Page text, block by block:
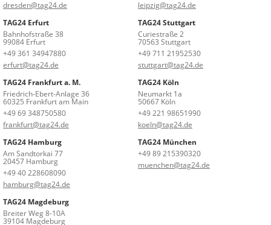
dresden@tag24.de
leipzig@tag24.de
TAG24 Erfurt
Bahnhofstraße 38
99084 Erfurt
+49 361 34947880
erfurt@tag24.de
TAG24 Stuttgart
Curiestraße 2
70563 Stuttgart
+49 711 21952530
stuttgart@tag24.de
TAG24 Frankfurt a. M.
Friedrich-Ebert-Anlage 36
60325 Frankfurt am Main
+49 69 348750580
frankfurt@tag24.de
TAG24 Köln
Neumarkt 1a
50667 Köln
+49 221 98651990
koeln@tag24.de
TAG24 Hamburg
Am Sandtorkai 77
20457 Hamburg
+49 40 228608090
hamburg@tag24.de
TAG24 München
+49 89 215390320
muenchen@tag24.de
TAG24 Magdeburg
Breiter Weg 8-10A
39104 Magdeburg